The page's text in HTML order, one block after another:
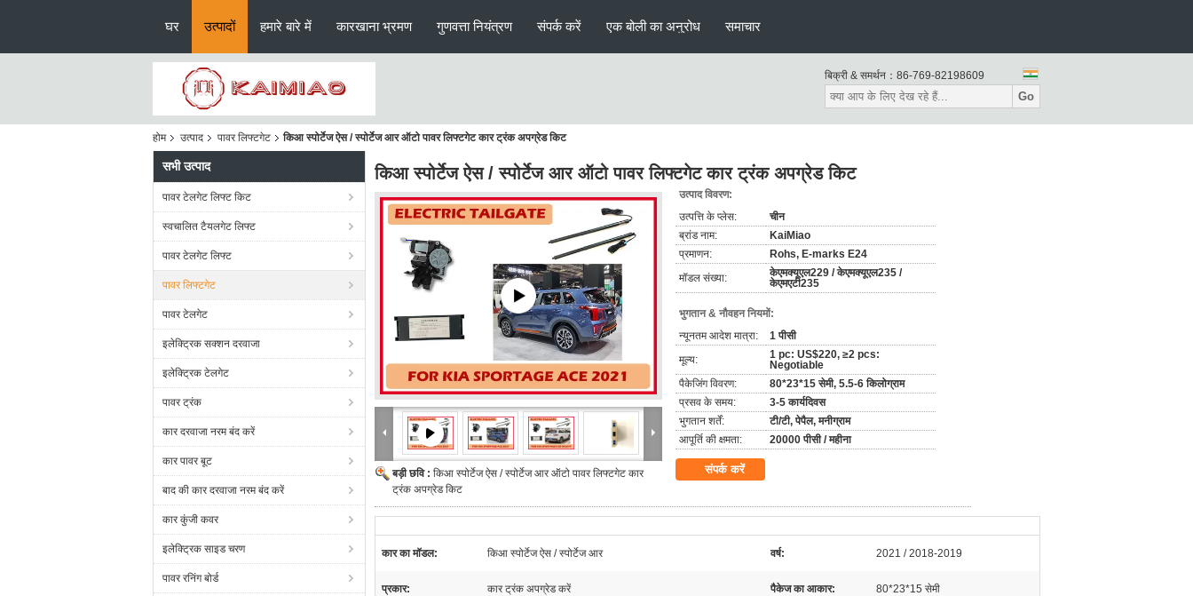
घर उत्पादों हमारे बारे में कारखाना भ्रमण गुणवत्ता नियंत्रण संपर्क करें एक बोली का अनुरोध समाचार
बिक्री & समर्थन： 86-769-82198609
Go
होम उत्पाद पावर लिफ्टगेट किआ स्पोर्टेज ऐस / स्पोर्टेज आर ऑटो पावर लिफ्टगेट कार ट्रंक अपग्रेड किट
सभी उत्पाद
पावर टेलगेट लिफ्ट किट
स्वचालित टैयलगेट लिफ्ट
पावर टेलगेट लिफ्ट
पावर लिफ्टगेट
पावर टेलगेट
इलेक्ट्रिक सक्शन दरवाजा
इलेक्ट्रिक टेलगेट
पावर ट्रंक
कार दरवाजा नरम बंद करें
कार पावर बूट
बाद की कार दरवाजा नरम बंद करें
कार कुंजी कवर
इलेक्ट्रिक साइड चरण
पावर रनिंग बोर्ड
किआ स्पोर्टेज ऐस / स्पोर्टेज आर ऑटो पावर लिफ्टगेट कार ट्रंक अपग्रेड किट
बड़ी छवि : किआ स्पोर्टेज ऐस / स्पोर्टेज आर ऑटो पावर लिफ्टगेट कार
ट्रंक अपग्रेड किट
उत्पाद विवरण:
उत्पत्ति के प्लेस:
चीन
ब्रांड नाम:
KaiMiao
प्रमाणन:
Rohs, E-marks E24
मॉडल संख्या:
केएमक्यूएल229 / केएमक्यूएल235 /
केएमएटी235
भुगतान & नौवहन नियमों:
न्यूनतम आदेश मात्रा:
1 पीसी
मूल्य:
1 pc: US$220, ≥2 pcs:
Negotiable
पैकेजिंग विवरण:
80*23*15 सेमी, 5.5-6 किलोग्राम
प्रसव के समय:
3-5 कार्यदिवस
भुगतान शर्तें:
टी/टी, पेपैल, मनीग्राम
आपूर्ति की क्षमता:
20000 पीसी / महीना
संपर्क करें
कार का मॉडल: किआ स्पोर्टेज ऐस / स्पोर्टेज आर वर्ष: 2021 / 2018-2019
प्रकार: कार ट्रंक अपग्रेड करें पैकेज का आकार: 80*23*15 सेमी